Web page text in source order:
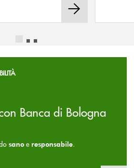
Banca di Bologna
sano e responsabile.